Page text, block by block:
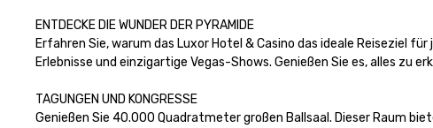
ENTDECKE DIE WUNDER DER PYRAMIDE
Erfahren Sie, warum das Luxor Hotel & Casino das ideale Reiseziel
Erlebnisse und einzigartige Vegas-Shows. Genießen Sie es, alles zu
TAGUNGEN UND KONGRESSE
Genießen Sie 40.000 Quadratmeter großen Ballsaal. Dieser Raum